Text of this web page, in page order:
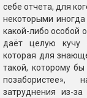
себе отчета, для
некоторыми
какой-либо особой
даёт целую кучу
которая для
такой, которому
позабористее»,
затруднения из-